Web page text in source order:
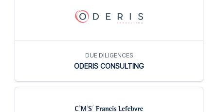
DUE DILIGENCES
ODERIS CONSULTING